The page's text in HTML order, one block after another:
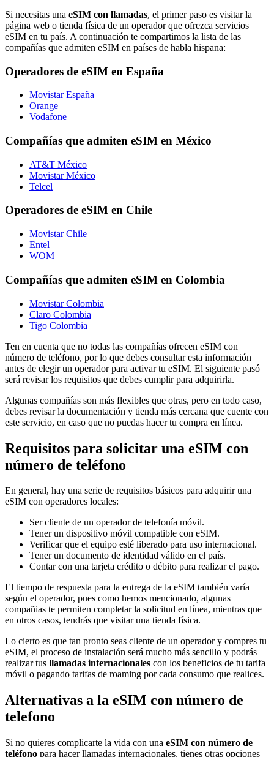
Si necesitas una eSIM con llamadas, el primer paso es visitar la
página web o tienda física de un operador que ofrezca servicios
eSIM en tu país. A continuación te compartimos la lista de las
compañías que admiten eSIM en países de habla hispana:
Operadores de eSIM en España
Movistar España
Orange
Vodafone
Compañías que admiten eSIM en México
AT&T México
Movistar México
Telcel
Operadores de eSIM en Chile
Movistar Chile
Entel
WOM
Compañías que admiten eSIM en Colombia
Movistar Colombia
Claro Colombia
Tigo Colombia
Ten en cuenta que no todas las compañías ofrecen eSIM con
número de teléfono, por lo que debes consultar esta información
antes de elegir un operador para activar tu eSIM. El siguiente pasó
será revisar los requisitos que debes cumplir para adquirirla.
Algunas compañías son más flexibles que otras, pero en todo caso,
debes revisar la documentación y tienda más cercana que cuente con
este servicio, en caso que no puedas hacer tu compra en línea.
Requisitos para solicitar una eSIM con
número de teléfono
En general, hay una serie de requisitos básicos para adquirir una
eSIM con operadores locales:
Ser cliente de un operador de telefonía móvil.
Tener un dispositivo móvil compatible con eSIM.
Verificar que el equipo esté liberado para uso internacional.
Tener un documento de identidad válido en el país.
Contar con una tarjeta crédito o débito para realizar el pago.
El tiempo de respuesta para la entrega de la eSIM también varía
según el operador, pues como hemos mencionado, algunas
compañias te permiten completar la solicitud en línea, mientras que
en otros casos, tendrás que visitar una tienda física.
Lo cierto es que tan pronto seas cliente de un operador y compres tu
eSIM, el proceso de instalación será mucho más sencillo y podrás
realizar tus llamadas internacionales con los beneficios de tu tarifa
móvil o pagando tarifas de roaming por cada consumo que realices.
Alternativas a la eSIM con número de
telefono
Si no quieres complicarte la vida con una eSIM con número de
teléfono para hacer llamadas internacionales, tienes otras opciones